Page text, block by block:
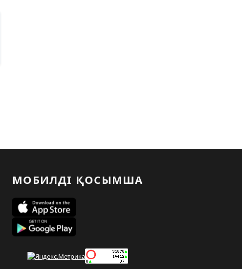
МОБИЛДІ ҚОСЫМША